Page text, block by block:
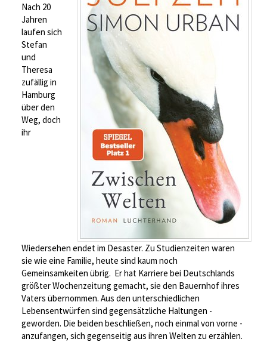
Nach 20
Jahren
laufen sich
Stefan
und
Theresa
zufällig in
Hamburg
über den
Weg, doch
ihr
Wiedersehen endet im ­Desaster. Zu Studienzeiten waren
sie wie eine Familie, heute sind kaum noch
Gemeinsamkeiten übrig. Er hat Karriere bei Deutschlands
größter Wochenzeitung ­gemacht, sie den ­Bauernhof ihres
Vaters übernommen. Aus den unterschiedlichen
Lebensentwürfen sind gegensätzliche Haltungen ­
geworden. Die beiden beschließen, noch einmal von vorne ­
anzufangen, sich gegenseitig aus ihren Welten zu ­erzählen.